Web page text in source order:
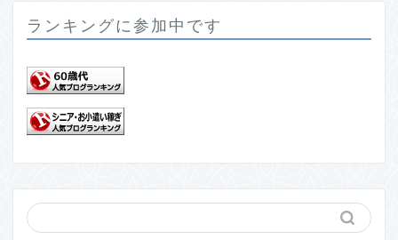
ランキングに参加中です